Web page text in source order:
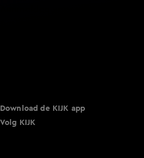
Download de KIJK app
Volg KIJK